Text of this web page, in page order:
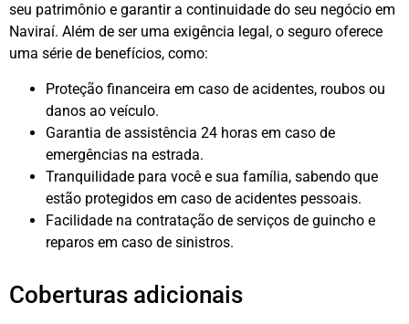
seu patrimônio e garantir a continuidade do seu negócio em
Naviraí. Além de ser uma exigência legal, o seguro oferece
uma série de benefícios, como:
Proteção financeira em caso de acidentes, roubos ou
danos ao veículo.
Garantia de assistência 24 horas em caso de
emergências na estrada.
Tranquilidade para você e sua família, sabendo que
estão protegidos em caso de acidentes pessoais.
Facilidade na contratação de serviços de guincho e
reparos em caso de sinistros.
Coberturas adicionais